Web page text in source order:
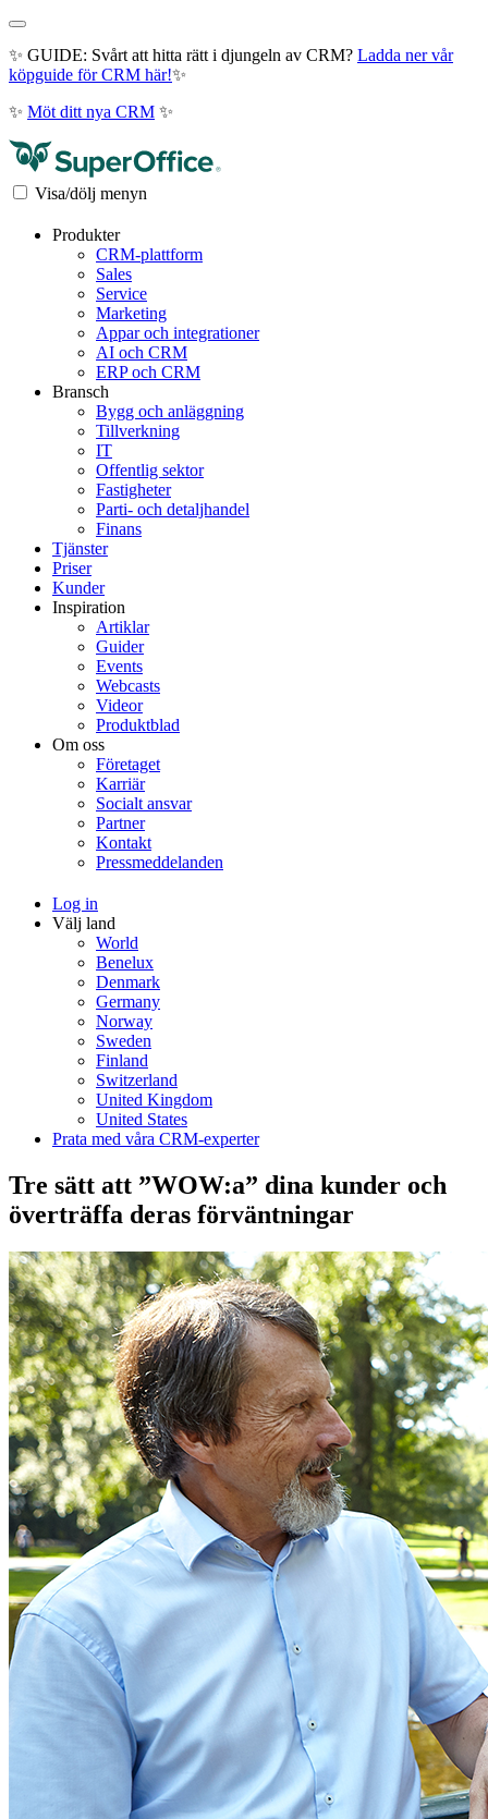
✨ GUIDE: Svårt att hitta rätt i djungeln av CRM? Ladda ner vår
köpguide för CRM här!✨
✨ Möt ditt nya CRM ✨
Visa/dölj menyn
Produkter
CRM-plattform
Sales
Service
Marketing
Appar och integrationer
AI och CRM
ERP och CRM
Bransch
Bygg och anläggning
Tillverkning
IT
Offentlig sektor
Fastigheter
Parti- och detaljhandel
Finans
Tjänster
Priser
Kunder
Inspiration
Artiklar
Guider
Events
Webcasts
Videor
Produktblad
Om oss
Företaget
Karriär
Socialt ansvar
Partner
Kontakt
Pressmeddelanden
Log in
Välj land
World
Benelux
Denmark
Germany
Norway
Sweden
Finland
Switzerland
United Kingdom
United States
Prata med våra CRM-experter
Tre sätt att ”WOW:a” dina kunder och
överträffa deras förväntningar